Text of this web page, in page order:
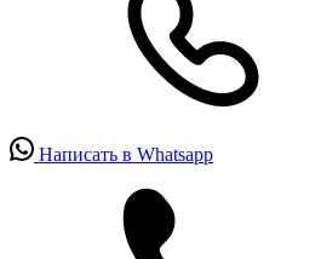
Написать в Whatsapp